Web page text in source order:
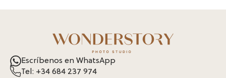
Escríbenos en WhatsApp
Tel: +34 684 237 974